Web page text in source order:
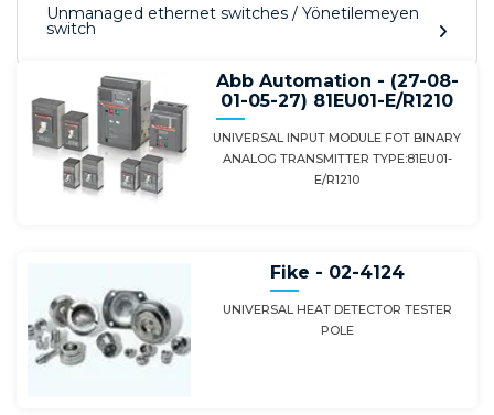
Unmanaged ethernet switches / Yönetilemeyen
switch
Abb Automation - (27-08-
01-05-27) 81EU01-E/R1210
UNIVERSAL INPUT MODULE FOT BINARY
ANALOG TRANSMITTER TYPE:81EU01-
E/R1210
Fike - 02-4124
UNIVERSAL HEAT DETECTOR TESTER
POLE